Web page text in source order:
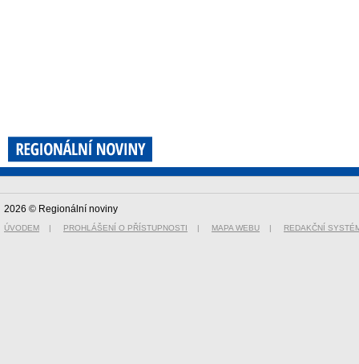
2026 © Regionální noviny
ÚVODEM | PROHLÁŠENÍ O PŘÍSTUPNOSTI | MAPA WEBU | REDAKČNÍ